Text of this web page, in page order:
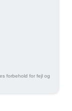
forbehold for fejl og